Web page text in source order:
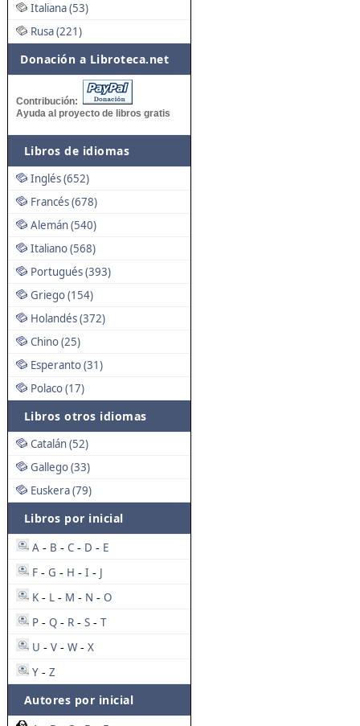
Italiana (53)
Rusa (221)
Donación a Libroteca.net
Contribución:
Ayuda al proyecto de libros gratis
Libros de idiomas
Inglés (652)
Francés (678)
Alemán (540)
Italiano (568)
Portugués (393)
Griego (154)
Holandés (372)
Chino (25)
Esperanto (31)
Polaco (17)
Libros otros idiomas
Catalán (52)
Gallego (33)
Euskera (79)
Libros por inicial
A - B - C - D - E
F - G - H - I - J
K - L - M - N - O
P - Q - R - S - T
U - V - W - X
Y - Z
Autores por inicial